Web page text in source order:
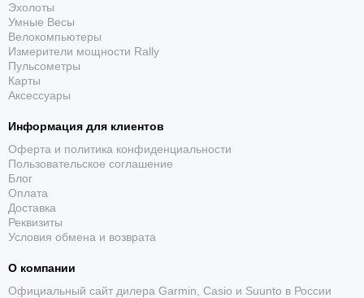
Назначение питания
пассивное крепление без проводного питания
Эхолоты
Умные Весы
Велокомпьютеры
Измерители мощности Rally
Пульсометры
Карты
Аксессуары
Информация для клиентов
Оферта и политика конфиденциальности
Пользовательское соглашение
Блог
Оплата
Доставка
Реквизиты
Условия обмена и возврата
О компании
Официальный сайт дилера Garmin, Casio и Suunto в России